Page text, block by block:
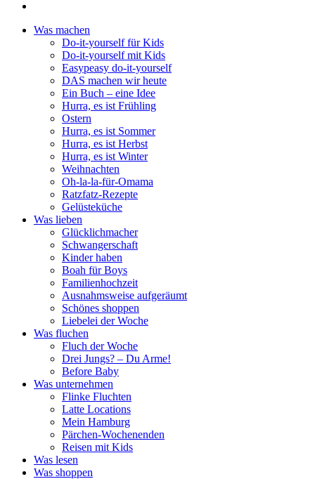
Was machen
Do-it-yourself für Kids
Do-it-yourself mit Kids
Easypeasy do-it-yourself
DAS machen wir heute
Ein Buch – eine Idee
Hurra, es ist Frühling
Ostern
Hurra, es ist Sommer
Hurra, es ist Herbst
Hurra, es ist Winter
Weihnachten
Oh-la-la-für-Omama
Ratzfatz-Rezepte
Gelüsteküche
Was lieben
Glücklichmacher
Schwangerschaft
Kinder haben
Boah für Boys
Familienhochzeit
Ausnahmsweise aufgeräumt
Schönes shoppen
Liebelei der Woche
Was fluchen
Fluch der Woche
Drei Jungs? – Du Arme!
Before Baby
Was unternehmen
Flinke Fluchten
Latte Locations
Mein Hamburg
Pärchen-Wochenenden
Reisen mit Kids
Was lesen
Was shoppen